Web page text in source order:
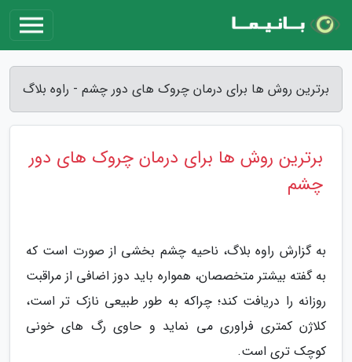
برترین روش ها برای درمان چروک های دور چشم - راوه بلاگ
برترین روش ها برای درمان چروک های دور
چشم
به گزارش راوه بلاگ، ناحیه چشم بخشی از صورت است که
به گفته بیشتر متخصصان، همواره باید دوز اضافی از مراقبت
روزانه را دریافت کند؛ چراکه به طور طبیعی نازک تر است،
کلاژن کمتری فراوری می نماید و حاوی رگ های خونی
کوچک تری است.